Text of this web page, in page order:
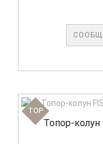
TOP
Топор-колун